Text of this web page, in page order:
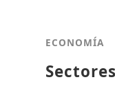
ECONOMÍA